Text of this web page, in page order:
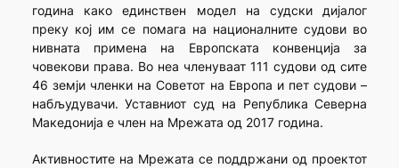
година како единствен модел на судски дијалог
преку кој им се помага на националните судови во
нивната примена на Европската конвенција за
човекови права. Во неа членуваат 111 судови од сите
46 земји членки на Советот на Европа и пет судови –
набљудувачи. Уставниот суд на Република Северна
Македонија е член на Мрежата од 2017 година.
Активностите на Мрежата се поддржани од проектот